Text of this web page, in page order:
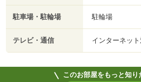
駐車場・駐輪場 駐輪場
テレビ・通信 インターネッ
このお部屋をもっと知り